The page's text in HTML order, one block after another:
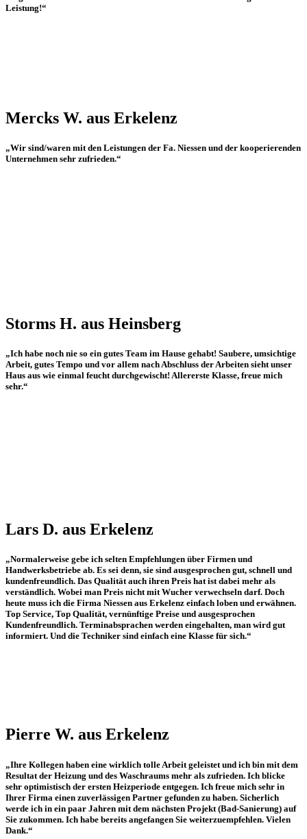
Leistung!“
Mercks W. aus Erkelenz
„Wir sind/waren mit den Leistungen der Fa. Niessen und der kooperierenden
Unternehmen sehr zufrieden.“
Storms H. aus Heinsberg
„Ich habe noch nie so ein gutes Team im Hause gehabt! Saubere, umsichtige
Arbeit, gutes Tempo und vor allem nach Abschluss der Arbeiten sieht unser
Haus aus wie einmal feucht durchgewischt! Allererste Klasse, freue mich
sehr.“
Lars D. aus Erkelenz
„Normalerweise gebe ich selten Empfehlungen über Firmen und
Handwerksbetriebe ab. Es sei denn, sie sind ausgesprochen gut, schnell und
kundenfreundlich. Das Qualität auch ihren Preis hat ist dabei mehr als
verständlich. Wobei man Preis nicht mit Wucher verwechseln darf. Doch
heute muss ich die Firma Niessen aus Erkelenz einfach loben und erwähnen.
Top Service, Top Qualität, vernünftige Preise und ausgesprochen
Kundenfreundlich. Terminabsprachen werden eingehalten, man wird gut
informiert. Und die Techniker sind einfach eine Klasse für sich.“
Pierre W. aus Erkelenz
„Ihre Kollegen haben eine wirklich tolle Arbeit geleistet und ich bin mit dem
Resultat der Heizung und des Waschraums mehr als zufrieden. Ich blicke
sehr optimistisch der ersten Heizperiode entgegen. Ich freue mich sehr in
Ihrer Firma einen zuverlässigen Partner gefunden zu haben. Sicherlich
werde ich in ein paar Jahren mit dem nächsten Projekt (Bad-Sanierung) auf
Sie zukommen. Ich habe bereits angefangen Sie weiterzuempfehlen. Vielen
Dank.“